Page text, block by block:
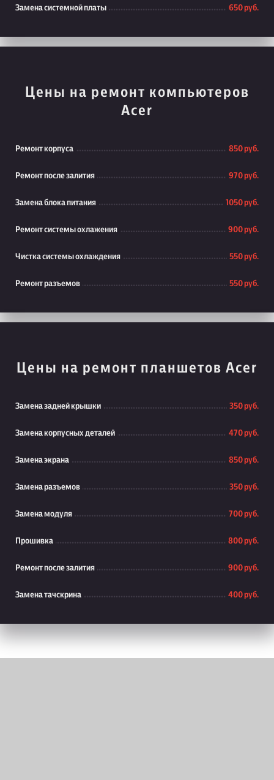
Замена системной платы 650 руб.
Цены на ремонт компьютеров
Acer
Ремонт корпуса 850 руб.
Ремонт после залития 970 руб.
Замена блока питания 1050 руб.
Ремонт системы охлажения 900 руб.
Чистка системы охлаждения 550 руб.
Ремонт разъемов 550 руб.
Цены на ремонт планшетов Acer
Замена задней крышки 350 руб.
Замена корпусных деталей 470 руб.
Замена экрана 850 руб.
Замена разъемов 350 руб.
Замена модуля 700 руб.
Прошивка 800 руб.
Ремонт после залития 900 руб.
Замена тачскрина 400 руб.